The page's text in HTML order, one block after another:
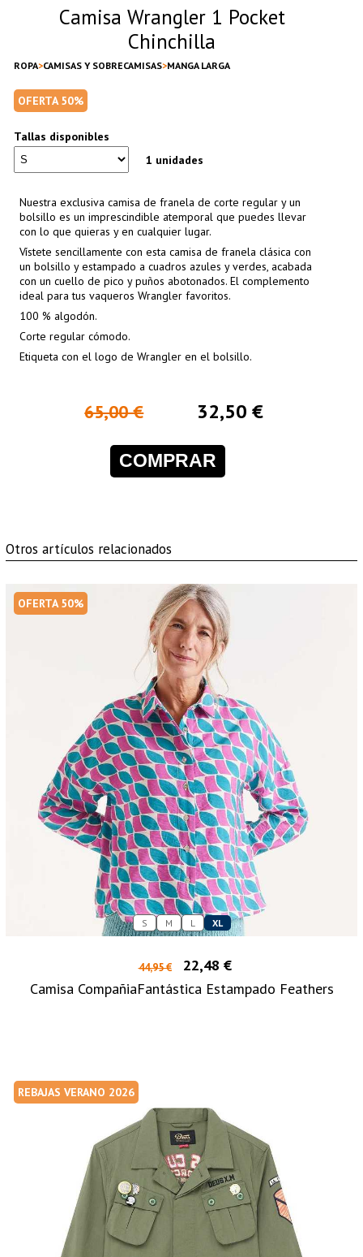
Camisa Wrangler 1 Pocket
Chinchilla
ROPA CAMISAS Y SOBRECAMISAS MANGA LARGA
OFERTA 50%
Tallas disponibles
1 unidades
Nuestra exclusiva camisa de franela de corte regular y un
bolsillo es un imprescindible atemporal que puedes llevar
con lo que quieras y en cualquier lugar.
Vístete sencillamente con esta camisa de franela clásica con
un bolsillo y estampado a cuadros azules y verdes, acabada
con un cuello de pico y puños abotonados. El complemento
ideal para tus vaqueros Wrangler favoritos.
100 % algodón.
Corte regular cómodo.
Etiqueta con el logo de Wrangler en el bolsillo.
65,00 € 32,50 €
COMPRAR
Otros artículos relacionados
OFERTA 50%
S M L XL
44,95 €
22,48 €
Camisa CompañiaFantástica Estampado Feathers
REBAJAS VERANO 2026